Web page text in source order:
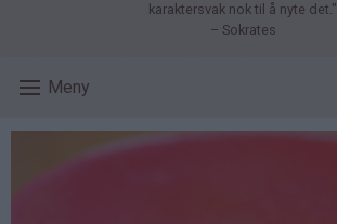
karaktersvak nok til å nyte det."
– Sokrates
Meny